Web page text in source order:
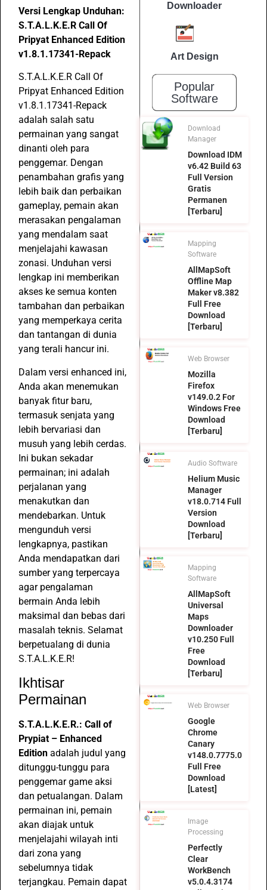
Versi Lengkap Unduhan:
S.T.A.L.K.E.R Call Of
Pripyat Enhanced Edition
v1.8.1.17341-Repack
S.T.A.L.K.E.R Call Of
Pripyat Enhanced Edition
v1.8.1.17341-Repack
adalah salah satu
permainan yang sangat
dinanti oleh para
penggemar. Dengan
penambahan grafis yang
lebih baik dan perbaikan
gameplay, pemain akan
merasakan pengalaman
yang mendalam saat
menjelajahi kawasan
zonasi. Unduhan versi
lengkap ini memberikan
akses ke semua konten
tambahan dan perbaikan
yang memperkaya cerita
dan tantangan di dunia
yang terali hancur ini.
Dalam versi enhanced ini,
Anda akan menemukan
banyak fitur baru,
termasuk senjata yang
lebih bervariasi dan
musuh yang lebih cerdas.
Ini bukan sekadar
permainan; ini adalah
perjalanan yang
menakutkan dan
mendebarkan. Untuk
mengunduh versi
lengkapnya, pastikan
Anda mendapatkan dari
sumber yang terpercaya
agar pengalaman
bermain Anda lebih
maksimal dan bebas dari
masalah teknis. Selamat
berpetualang di dunia
S.T.A.L.K.E.R!
Ikhtisar
Permainan
S.T.A.L.K.E.R.: Call of
Prypiat – Enhanced
Edition adalah judul yang
ditunggu-tunggu para
penggemar game aksi
dan petualangan. Dalam
permainan ini, pemain
akan diajak untuk
menjelajahi wilayah inti
dari zona yang
sebelumnya tidak
terjangkau. Pemain dapat
Downloader
Art Design
Popular
Software
Download
Manager
Download IDM
v6.42 Build 63
Full Version
Gratis
Permanen
[Terbaru]
Mapping
Software
AllMapSoft
Offline Map
Maker v8.382
Full Free
Download
[Terbaru]
Web Browser
Mozilla
Firefox
v149.0.2 For
Windows Free
Download
[Terbaru]
Audio Software
Helium Music
Manager
v18.0.714 Full
Version
Download
[Terbaru]
Mapping
Software
AllMapSoft
Universal
Maps
Downloader
v10.250 Full
Free
Download
[Terbaru]
Web Browser
Google
Chrome
Canary
v148.0.7775.0
Full Free
Download
[Latest]
Image
Processing
Perfectly
Clear
WorkBench
v5.0.4.3174